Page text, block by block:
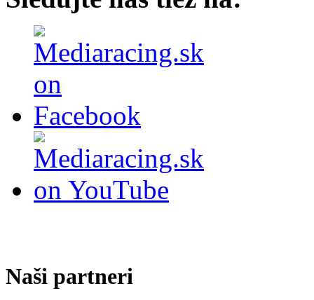
Naši partneri